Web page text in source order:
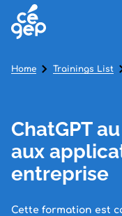
ChatGPT
aux
entreprise
Cette formation est
Home Trainings List